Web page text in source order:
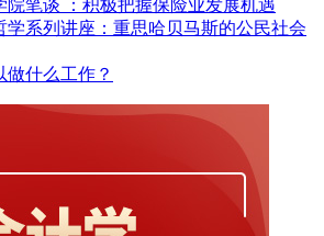
院笔谈 ：积极把握保险业发展机遇
学系列讲座：重思哈贝马斯的公民社会
做什么工作？